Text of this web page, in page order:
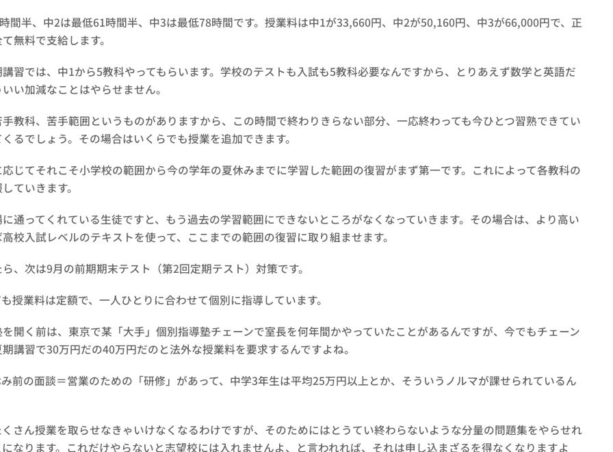
間半、中2は最低61時間半、中3は最低78時間です。授業料は中1が33,660円、中2が50,160円、中3が66,000円で、正
無料で支給します。
習では、中1から5教科やってもらいます。学校のテストも入試も5教科必要なんですから、とりあえず数学と英語だ
い加減なことはやらせません。
教科、苦手範囲というものがありますから、この時間で終わりきらない部分、一応終わっても今ひとつ習熟できてい
るでしょう。その場合はいくらでも授業を追加できます。
じてそれこそ小学校の範囲から今の学年の夏休みまでに学習した範囲の復習がまず第一です。これによって各教科の
ていきます。
通ってくれている生徒ですと、もう過去の学習範囲にできないところがなくなっていきます。その場合は、より高い
校入試レベルのテキストを使って、ここまでの範囲の復習に取り組ませます。
、次は9月の前期期末テスト（第2回定期テスト）対策です。
授業料は定額で、一人ひとりに合わせて個別に指導しています。
開く前は、東京で某「大手」個別指導塾チェーンで室長を何年間かやっていたことがあるんですが、今でもチェーン
講習で30万円だの40万円だのと法外な授業料を要求するんですよね。
前の面談＝営業のための「研修」があって、中学3年生は平均25万円以上とか、そういうノルマが課せられているん
さん授業を取らせなきゃいけなくなるわけですが、そのためにはとうてい終わらないような分量の問題集をやらせれ
なります。これだけやらないと志望校には入れませんよ、と言われれば、それは申し込まざるを得なくなりますよ